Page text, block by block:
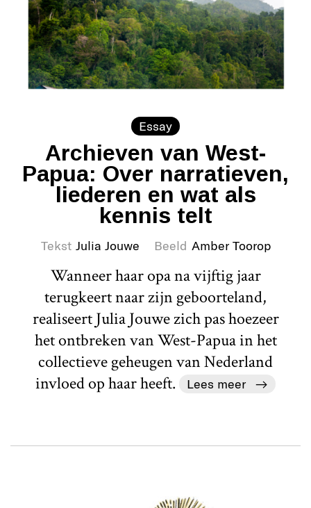
Essay
Archieven van West-
Papua: Over narratieven,
liederen en wat als
kennis telt
Tekst Julia Jouwe Beeld Amber Toorop
Wanneer haar opa na vijftig jaar
terugkeert naar zijn geboorteland,
realiseert Julia Jouwe zich pas hoezeer
het ontbreken van West-Papua in het
collectieve geheugen van Nederland
invloed op haar heeft.
Lees meer